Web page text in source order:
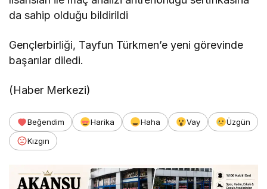
da sahip olduğu bildirildi
Gençlerbirliği, Tayfun Türkmen’e yeni görevinde
başarılar diledi.
(Haber Merkezi)
Beğendim Harika Haha Vay
Üzgün
Kızgın